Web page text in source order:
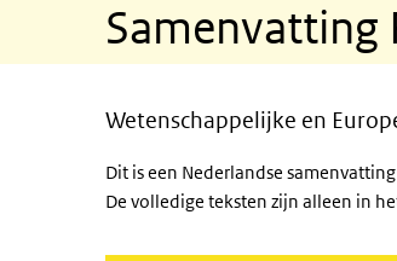
Samenvatting
Wetenschappelijke en
Dit is een Nederlandse
De volledige teksten zijn alleen in